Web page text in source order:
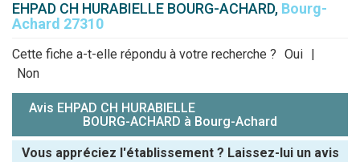
EHPAD CH HURABIELLE BOURG-ACHARD, Bourg-
Achard 27310
Cette fiche a-t-elle répondu à votre recherche ? Oui |
Non
Avis EHPAD CH HURABIELLE
BOURG-ACHARD à Bourg-Achard
Vous appréciez l'établissement ? Laissez-lui un avis